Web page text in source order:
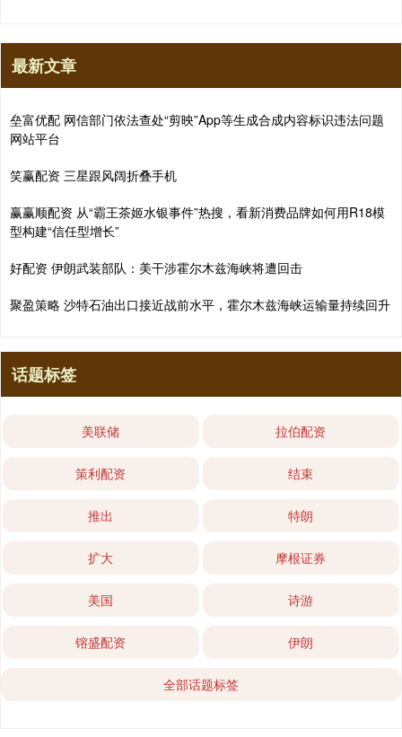
最新文章
垒富优配 网信部门依法查处“剪映”App等生成合成内容标识违法问题
网站平台
笑赢配资 三星跟风阔折叠手机
赢赢顺配资 从“霸王茶姬水银事件”热搜，看新消费品牌如何用R18模
型构建“信任型增长”
好配资 伊朗武装部队：美干涉霍尔木兹海峡将遭回击
聚盈策略 沙特石油出口接近战前水平，霍尔木兹海峡运输量持续回升
话题标签
美联储 拉伯配资
策利配资 结束
推出 特朗
扩大 摩根证券
美国 诗游
镕盛配资 伊朗
全部话题标签